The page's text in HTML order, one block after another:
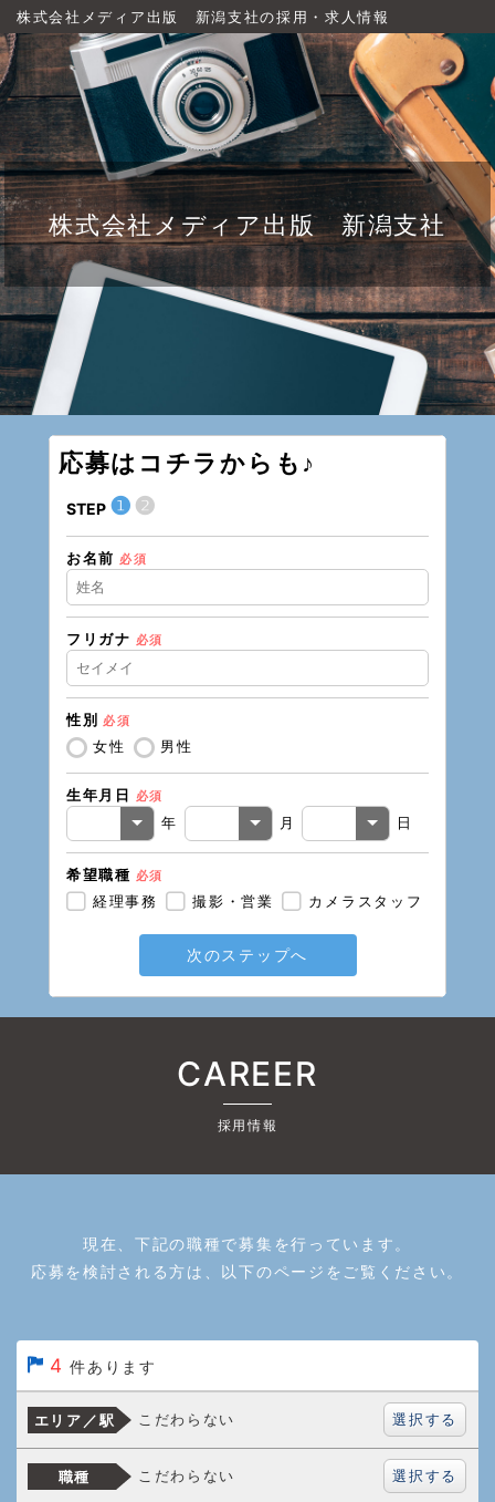
株式会社メディア出版 新潟支社の採用・求人情報
株式会社メディア出版 新潟支社
応募はコチラからも♪
STEP ❶❷
お名前 必須
フリガナ 必須
性別 必須
女性 男性
生年月日 必須
年 月 日
希望職種 必須
経理事務 撮影・営業 カメラスタッフ
次のステップへ
CAREER
採用情報
現在、下記の職種で募集を行っています。
応募を検討される方は、以下のページをご覧ください。
4 件あります
エリア／駅 こだわらない 選択する
職種 こだわらない 選択する